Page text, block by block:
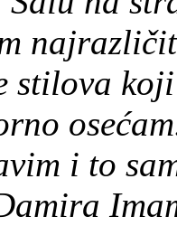
stilova
i to